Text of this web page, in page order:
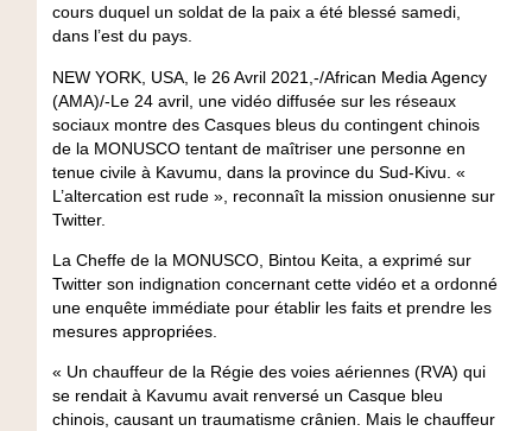
cours duquel un soldat de la paix a été blessé samedi,
dans l’est du pays.
NEW YORK, USA, le 26 Avril 2021,-/African Media Agency
(AMA)/-Le 24 avril, une vidéo diffusée sur les réseaux
sociaux montre des Casques bleus du contingent chinois
de la MONUSCO tentant de maîtriser une personne en
tenue civile à Kavumu, dans la province du Sud-Kivu. «
L’altercation est rude », reconnaît la mission onusienne sur
Twitter.
La Cheffe de la MONUSCO, Bintou Keita, a exprimé sur
Twitter son indignation concernant cette vidéo et a ordonné
une enquête immédiate pour établir les faits et prendre les
mesures appropriées.
« Un chauffeur de la Régie des voies aériennes (RVA) qui
se rendait à Kavumu avait renversé un Casque bleu
chinois, causant un traumatisme crânien. Mais le chauffeur